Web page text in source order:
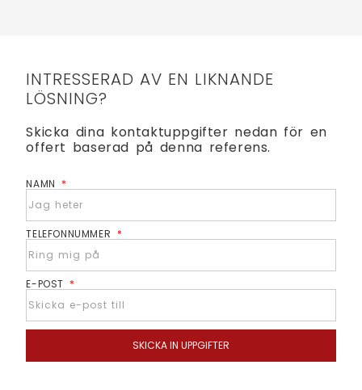
INTRESSERAD AV EN LIKNANDE
LÖSNING?
Skicka dina kontaktuppgifter nedan för en
offert baserad på denna referens.
NAMN
TELEFONNUMMER
E-POST
SKICKA IN UPPGIFTER